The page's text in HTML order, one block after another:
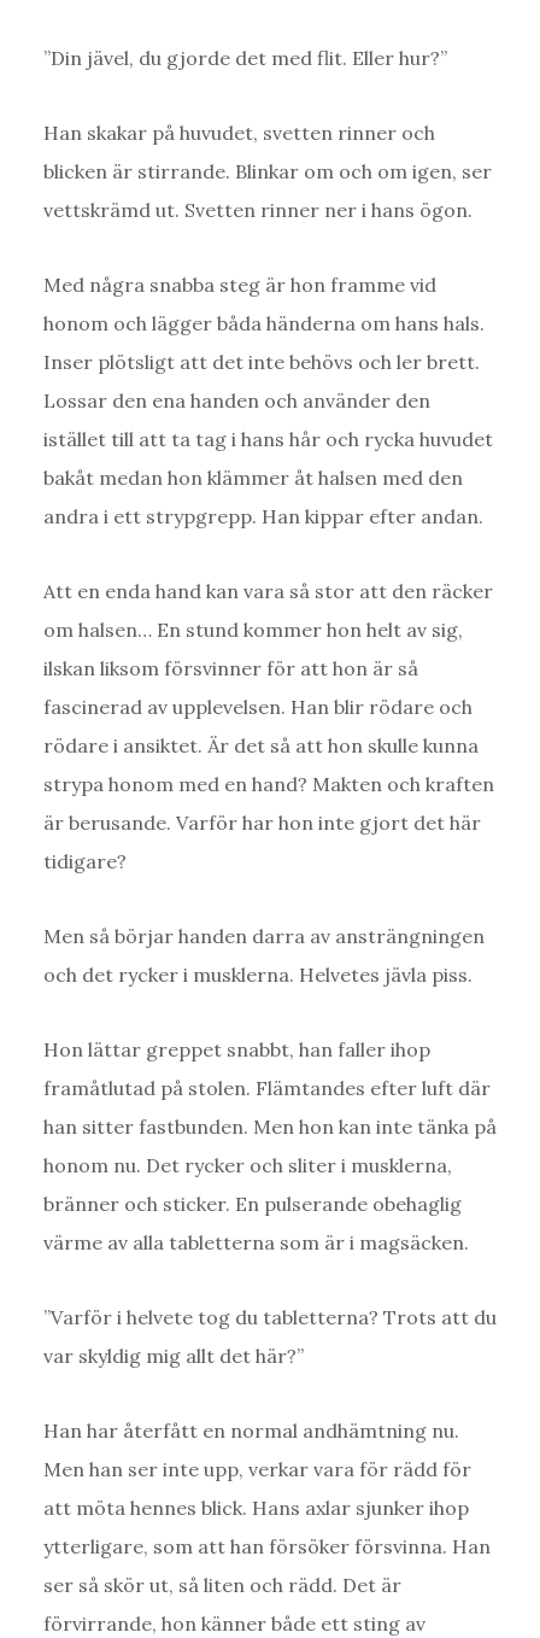
”Din jävel, du gjorde det med flit. Eller hur?”
Han skakar på huvudet, svetten rinner och
blicken är stirrande. Blinkar om och om igen, ser
vettskrämd ut. Svetten rinner ner i hans ögon.
Med några snabba steg är hon framme vid
honom och lägger båda händerna om hans hals.
Inser plötsligt att det inte behövs och ler brett.
Lossar den ena handen och använder den
istället till att ta tag i hans hår och rycka huvudet
bakåt medan hon klämmer åt halsen med den
andra i ett strypgrepp. Han kippar efter andan.
Att en enda hand kan vara så stor att den räcker
om halsen… En stund kommer hon helt av sig,
ilskan liksom försvinner för att hon är så
fascinerad av upplevelsen. Han blir rödare och
rödare i ansiktet. Är det så att hon skulle kunna
strypa honom med en hand? Makten och kraften
är berusande. Varför har hon inte gjort det här
tidigare?
Men så börjar handen darra av ansträngningen
och det rycker i musklerna. Helvetes jävla piss.
Hon lättar greppet snabbt, han faller ihop
framåtlutad på stolen. Flämtandes efter luft där
han sitter fastbunden. Men hon kan inte tänka på
honom nu. Det rycker och sliter i musklerna,
bränner och sticker. En pulserande obehaglig
värme av alla tabletterna som är i magsäcken.
”Varför i helvete tog du tabletterna? Trots att du
var skyldig mig allt det här?”
Han har återfått en normal andhämtning nu.
Men han ser inte upp, verkar vara för rädd för
att möta hennes blick. Hans axlar sjunker ihop
ytterligare, som att han försöker försvinna. Han
ser så skör ut, så liten och rädd. Det är
förvirrande, hon känner både ett sting av